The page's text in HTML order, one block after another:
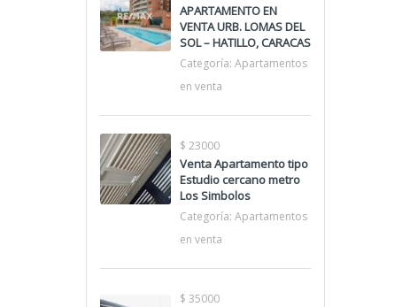
APARTAMENTO EN
VENTA URB. LOMAS DEL
SOL – HATILLO, CARACAS
Categoría: Apartamentos
en venta
$ 23000
Venta Apartamento tipo
Estudio cercano metro
Los Simbolos
Categoría: Apartamentos
en venta
$ 35000